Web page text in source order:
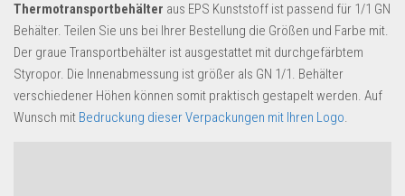
Anmelden
Kostenlos Registrieren
Newsletter
Thermotransportbehälter aus EPS Kunststoff ist passend für 1/1 GN
Behälter. Teilen Sie uns bei Ihrer Bestellung die Größen und Farbe mit.
Der graue Transportbehälter ist ausgestattet mit durchgefärbtem
Styropor. Die Innenabmessung ist größer als GN 1/1. Behälter
verschiedener Höhen können somit praktisch gestapelt werden. Auf
Wunsch mit Bedruckung dieser Verpackungen mit Ihren Logo.